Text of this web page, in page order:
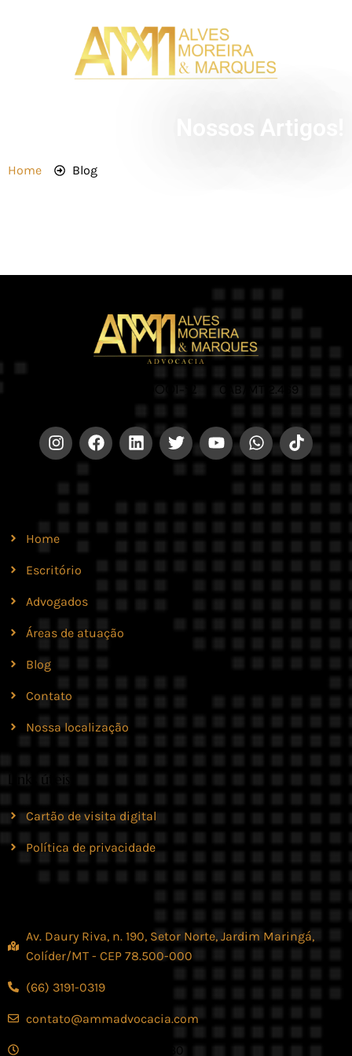
Home Blog
CNPJ 42.579.159/0001-52 | OAB/MT 2.469
Home
Escritório
Advogados
Áreas de atuação
Blog
Contato
Nossa localização
Links úteis
Cartão de visita digital
Política de privacidade
Av. Daury Riva, n. 190, Setor Norte, Jardim Maringá,
Colíder/MT - CEP 78.500-000
(66) 3191-0319
contato@ammadvocacia.com